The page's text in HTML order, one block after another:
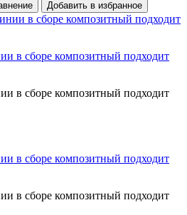
Добавить в избранное
в сборе композитный подходит
в сборе композитный подходит
в сборе композитный подходит
в сборе композитный подходит